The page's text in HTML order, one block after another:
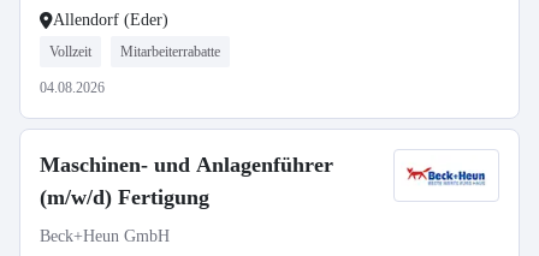
Allendorf (Eder)
Vollzeit Mitarbeiterrabatte
04.08.2026
Maschinen- und Anlagenführer
(m/w/d) Fertigung
Beck+Heun GmbH